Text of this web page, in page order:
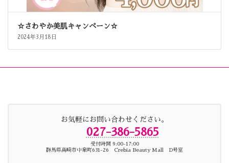
☆さわやか美肌キャンペーン☆
2024年3月18日
お気軽にお問い合わせください。
027-386-5865
受付時間 9:00-17:00
群馬県高崎市中泉町631-26 Crebia Beauty Mall D号室